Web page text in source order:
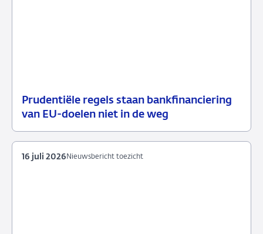
Prudentiële regels staan bankfinanciering
van EU-doelen niet in de weg
17
Nieuwsbericht
Nieuwsbericht toezicht
16 juli 2026